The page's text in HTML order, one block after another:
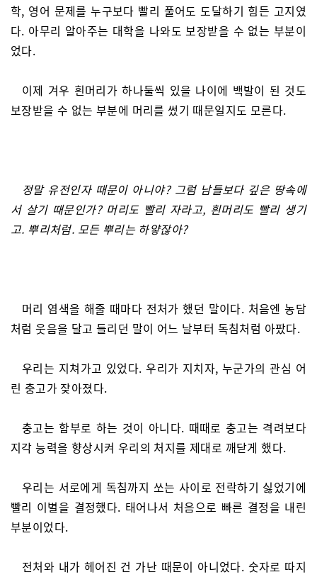
학, 영어 문제를 누구보다 빨리 풀어도 도달하기 힘든 고지였
다. 아무리 알아주는 대학을 나와도 보장받을 수 없는 부분이
었다.
이제 겨우 흰머리가 하나둘씩 있을 나이에 백발이 된 것도
보장받을 수 없는 부분에 머리를 썼기 때문일지도 모른다.
정말 유전인자 때문이 아니야? 그럼 남들보다 깊은 땅속에
서 살기 때문인가? 머리도 빨리 자라고, 흰머리도 빨리 생기
고. 뿌리처럼. 모든 뿌리는 하얗잖아?
머리 염색을 해줄 때마다 전처가 했던 말이다. 처음엔 농담
처럼 웃음을 달고 들리던 말이 어느 날부터 독침처럼 아팠다.
우리는 지쳐가고 있었다. 우리가 지치자, 누군가의 관심 어
린 충고가 잦아졌다.
충고는 함부로 하는 것이 아니다. 때때로 충고는 격려보다
지각 능력을 향상시켜 우리의 처지를 제대로 깨닫게 했다.
우리는 서로에게 독침까지 쏘는 사이로 전락하기 싫었기에
빨리 이별을 결정했다. 태어나서 처음으로 빠른 결정을 내린
부분이었다.
전처와 내가 헤어진 건 가난 때문이 아니었다. 숫자로 따지